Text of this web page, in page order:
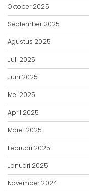
Oktober 2025
September 2025
Agustus 2025
Juli 2025
Juni 2025
Mei 2025
April 2025
Maret 2025
Februari 2025
Januari 2025
November 2024